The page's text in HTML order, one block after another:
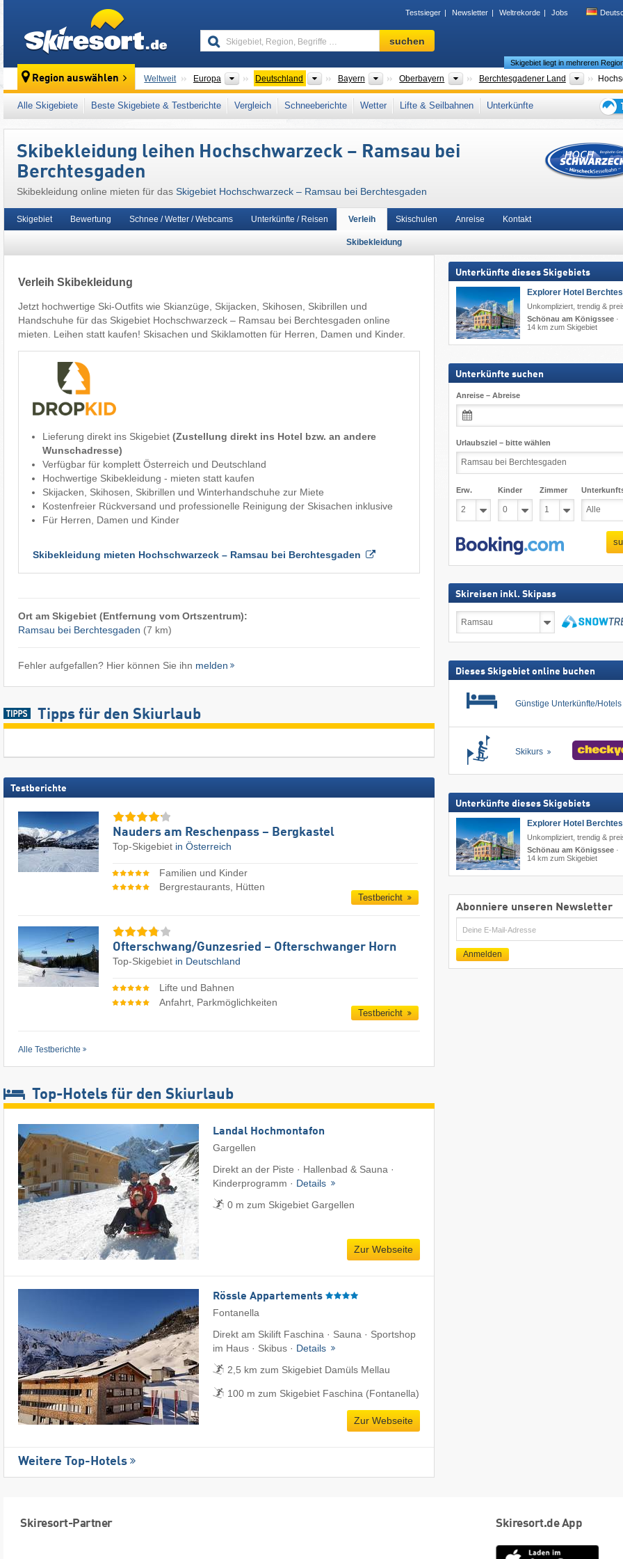
Testsieger Newsletter Weltrekorde Jobs
Skigebiet,
Region,
…
suchen
Region auswählen Weltweit Europa Kontinente
Deutschland LänderBayern Bundesländer
Oberbayern BezirkeBerchtesgadener Land
Skigebiet liegt in mehreren
Dieses Skigebiet liegt auch in: Berchtesgadener Alpen Deutsche Alpen Südbayern Nördliche Ostalpen Süddeutschland,
Westeuropa Mitteleuropa Europäische Union
Alle Skigebiete Beste Skigebiete & Testberichte Vergleich Schneeberichte Wetter Lifte & Seilbahnen
Unterkünfte
den
Skibekleidung leihen Hochschwarzeck – Ramsau bei
Berchtesgaden
Skibekleidung online mieten für das Skigebiet Hochschwarzeck – Ramsau bei Berchtesgaden
Skigebiet Bewertung Schnee / Wetter / Webcams Unterkünfte / Reisen Verleih
Skibekleidung
Skischulen Anreise Kontakt
Verleih Skibekleidung
Jetzt hochwertige Ski-Outfits wie Skianzüge, Skijacken, Skihosen, Skibrillen und
Handschuhe für das Skigebiet Hochschwarzeck – Ramsau bei Berchtesgaden online
mieten. Leihen statt kaufen! Skisachen und Skiklamotten für Herren, Damen und Kinder.
Lieferung direkt ins Skigebiet (Zustellung direkt ins Hotel bzw. an andere
Wunschadresse)
Verfügbar für komplett Österreich und Deutschland
Hochwertige Skibekleidung - mieten statt kaufen
Skijacken, Skihosen, Skibrillen und Winterhandschuhe zur Miete
Kostenfreier Rückversand und professionelle Reinigung der Skisachen inklusive
Für Herren, Damen und Kinder
Skibekleidung mieten Hochschwarzeck – Ramsau bei Berchtesgaden
Ort am Skigebiet (Entfernung vom Ortszentrum):
Ramsau bei Berchtesgaden (7 km)
Fehler aufgefallen? Hier können Sie ihn melden
Tipps für den Skiurlaub
Testberichte
Nauders am Reschenpass – Bergkastel
Top-Skigebiet in Österreich
Familien und Kinder
Bergrestaurants, Hütten
Testbericht
Ofterschwang/​Gunzesried – Ofterschwanger Horn
Top-Skigebiet in Deutschland
Lifte und Bahnen
Anfahrt, Parkmöglichkeiten
Testbericht
Alle Testberichte
Top-Hotels für den Skiurlaub
Landal Hochmontafon
Gargellen
Direkt an der Piste · Hallenbad & Sauna ·
Kinderprogramm · Details
0 m zum Skigebiet Gargellen
Zur Webseite
Rössle Appartements
Fontanella
Direkt am Skilift Faschina · Sauna · Sportshop
im Haus · Skibus · Details
2,5 km zum Skigebiet Damüls Mellau
100 m zum Skigebiet Faschina (Fontanella)
Zur Webseite
Weitere Top-Hotels
Unterkünfte dieses Skigebiets
Explorer Hotel
Unkompliziert, trendig &
Schönau am Königssee·
14 km zum Skigebiet
Unterkünfte suchen
Anreise – Abreise
Urlaubsziel – bitte wählen
Erw. Kinder Zimmer
Skireisen inkl. Skipass
inkl.
Dieses Skigebiet online buchen
Günstige Unterkünfte/Hotels
Skikurs
Unterkünfte dieses Skigebiets
Explorer Hotel
Unkompliziert, trendig &
Schönau am Königssee·
14 km zum Skigebiet
Abonniere unseren Newsletter
E-
Mail
Anmelden
Skiresort-Partner Skiresort.de App
App